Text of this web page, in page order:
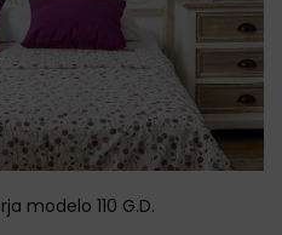
modelo 110 G.D.